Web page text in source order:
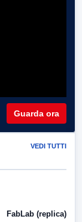
Guarda ora
VEDI TUTTI
FabLab (replica)